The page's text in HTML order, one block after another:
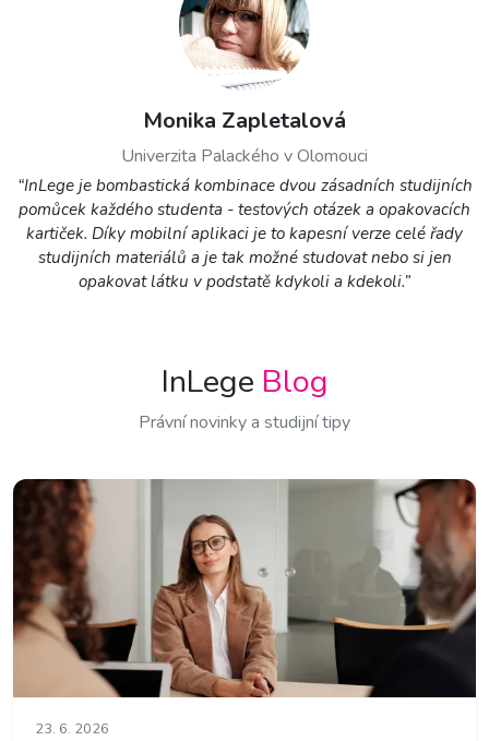
Monika Zapletalová
Univerzita Palackého v Olomouci
“InLege je bombastická kombinace dvou zásadních studijních
pomůcek každého studenta - testových otázek a opakovacích
kartiček. Díky mobilní aplikaci je to kapesní verze celé řady
studijních materiálů a je tak možné studovat nebo si jen
opakovat látku v podstatě kdykoli a kdekoli.”
InLege Blog
Právní novinky a studijní tipy
23. 6. 2026